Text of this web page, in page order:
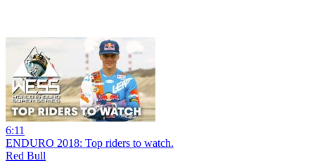
6:11
ENDURO 2018: Top riders to watch.
Red Bull